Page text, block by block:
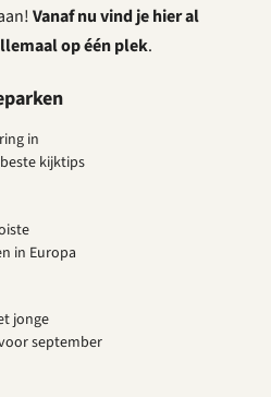
Vanaf nu vind je hier al
op één plek.
in
kijktips
in Europa
jonge
september